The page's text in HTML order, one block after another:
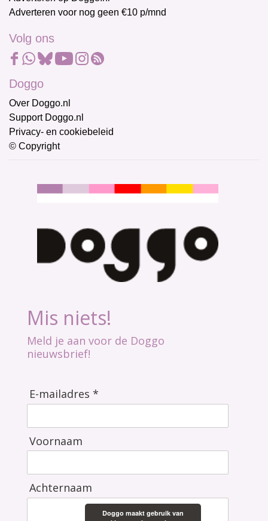
Adverteren voor nog geen €10 p/mnd
Volg ons
Doggo
Over Doggo.nl
Support Doggo.nl
Privacy- en cookiebeleid
© Copyright
Mis niets!
Meld je aan voor de Doggo
nieuwsbrief!
E-mailadres *
Voornaam
Achternaam
Doggo maakt gebruik van